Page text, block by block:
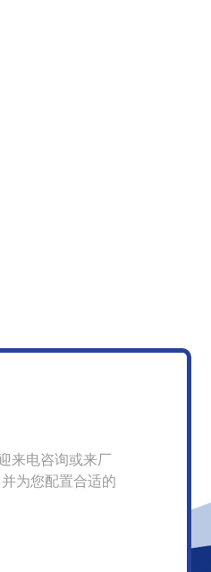
来电咨询或来厂
为您配置合适的